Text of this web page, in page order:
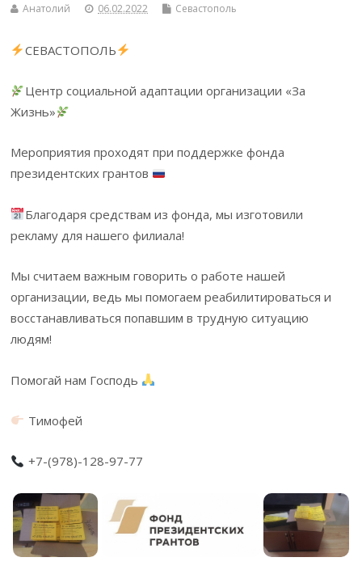
Анатолий 06.02.2022 Севастополь
СЕВАСТОПОЛЬ
Центр социальной адаптации организации «За
Жизнь»
Мероприятия проходят при поддержке фонда
президентских грантов
Благодаря средствам из фонда, мы изготовили
рекламу для нашего филиала!
Мы считаем важным говорить о работе нашей
организации, ведь мы помогаем реабилитироваться и
восстанавливаться попавшим в трудную ситуацию
людям!
Помогай нам Господь
Тимофей
+7-(978)-128-97-77